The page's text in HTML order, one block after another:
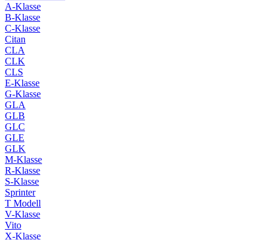
A-Klasse
B-Klasse
C-Klasse
Citan
CLA
CLK
CLS
E-Klasse
G-Klasse
GLA
GLB
GLC
GLE
GLK
M-Klasse
R-Klasse
S-Klasse
Sprinter
T Modell
V-Klasse
Vito
X-Klasse